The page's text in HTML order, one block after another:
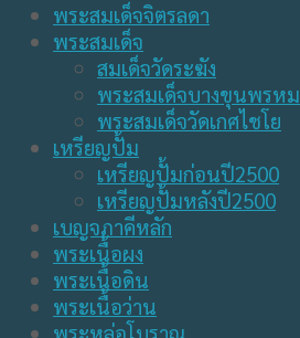
พระสมเด็จจิตรลดา
พระสมเด็จ
สมเด็จวัดระฆัง
พระสมเด็จบางขุนพรหม
พระสมเด็จวัดเกศไชโย
เหรียญปั้ม
เหรียญปั้มก่อนปี2500
เหรียญปั้มหลังปี2500
เบญจภาคีหลัก
พระเนื้อผง
พระเนื้อดิน
พระเนื้อว่าน
พระหล่อโบราณ